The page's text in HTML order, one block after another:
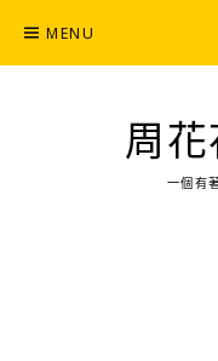
content
MENU
周
一個有